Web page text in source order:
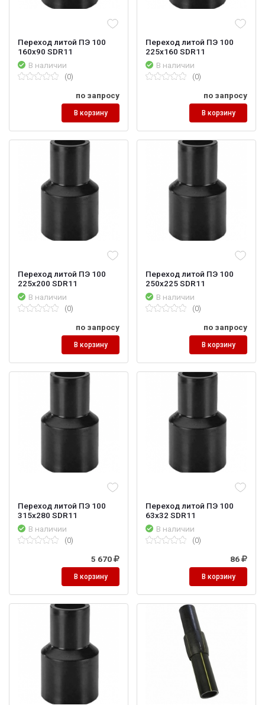
Переход литой ПЭ 100
160х90 SDR11
В наличии
(0)
по запросу
В корзину
Переход литой ПЭ 100
225х160 SDR11
В наличии
(0)
по запросу
В корзину
Переход литой ПЭ 100
225х200 SDR11
В наличии
(0)
по запросу
В корзину
Переход литой ПЭ 100
250х225 SDR11
В наличии
(0)
по запросу
В корзину
Переход литой ПЭ 100
315х280 SDR11
В наличии
(0)
5 670
В корзину
Переход литой ПЭ 100
63х32 SDR11
В наличии
(0)
86
В корзину